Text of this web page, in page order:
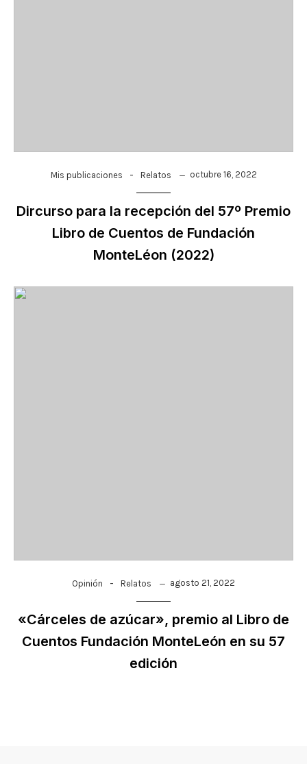
Mis publicaciones - Relatos octubre 16, 2022
Dircurso para la recepción del 57º Premio
Libro de Cuentos de Fundación
MonteLéon (2022)
Opinión - Relatos agosto 21, 2022
«Cárceles de azúcar», premio al Libro de
Cuentos Fundación MonteLeón en su 57
edición